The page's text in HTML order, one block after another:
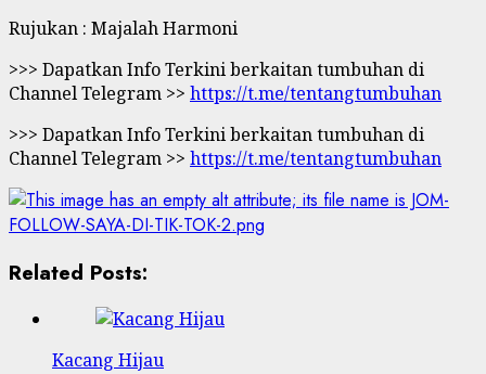
Rujukan : Majalah Harmoni
>>> Dapatkan Info Terkini berkaitan tumbuhan di
Channel Telegram >> https://t.me/tentangtumbuhan
>>> Dapatkan Info Terkini berkaitan tumbuhan di
Channel Telegram >> https://t.me/tentangtumbuhan
Related Posts:
Kacang Hijau